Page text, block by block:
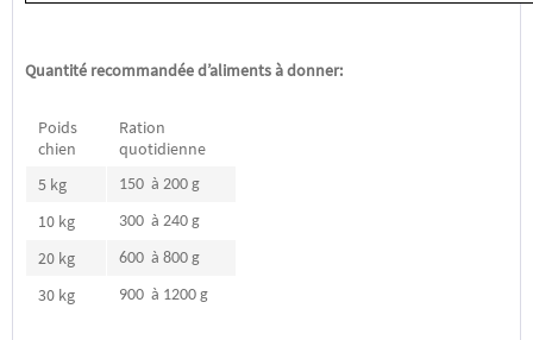
Quantité recommandée d’aliments à donner:
Poids
chien
Ration
quotidienne
5 kg
150 à 200 g
10 kg 300 à 240 g
20 kg 600 à 800 g
30 kg 900 à 1200 g